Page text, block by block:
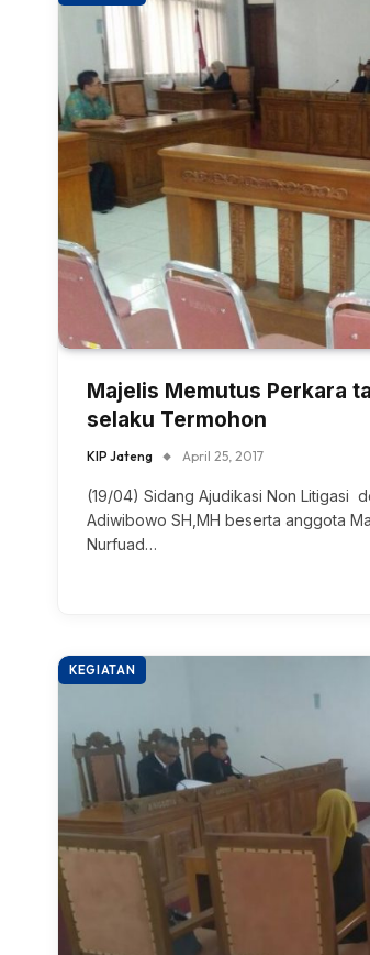
Majelis Memutus Perkara
selaku Termohon
KIP Jateng April 25, 2017
(19/04) Sidang Ajudikasi Non Litigasi
Adiwibowo SH,MH beserta anggota
Nurfuad…
KEGIATAN